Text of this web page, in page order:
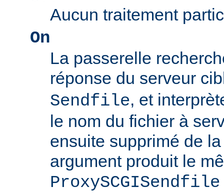
Aucun traitement
On
La passerelle
réponse du serveur
Sendfile, et
le nom du fichier à
ensuite supprimé de
argument produit le